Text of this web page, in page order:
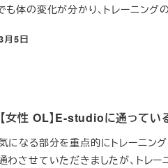
も体の変化が分かり、トレーニン
月5日
女性 OL】E-studioに通ってい
になる部分を重点的にトレーニン
わさせていただきましたが、トレ